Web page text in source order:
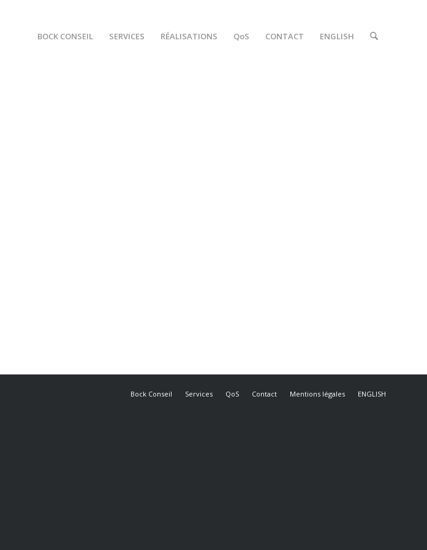
BOCK CONSEIL SERVICES RÉALISATIONS QoS CONTACT ENGLISH
Bock Conseil Services QoS Contact Mentions légales ENGLISH